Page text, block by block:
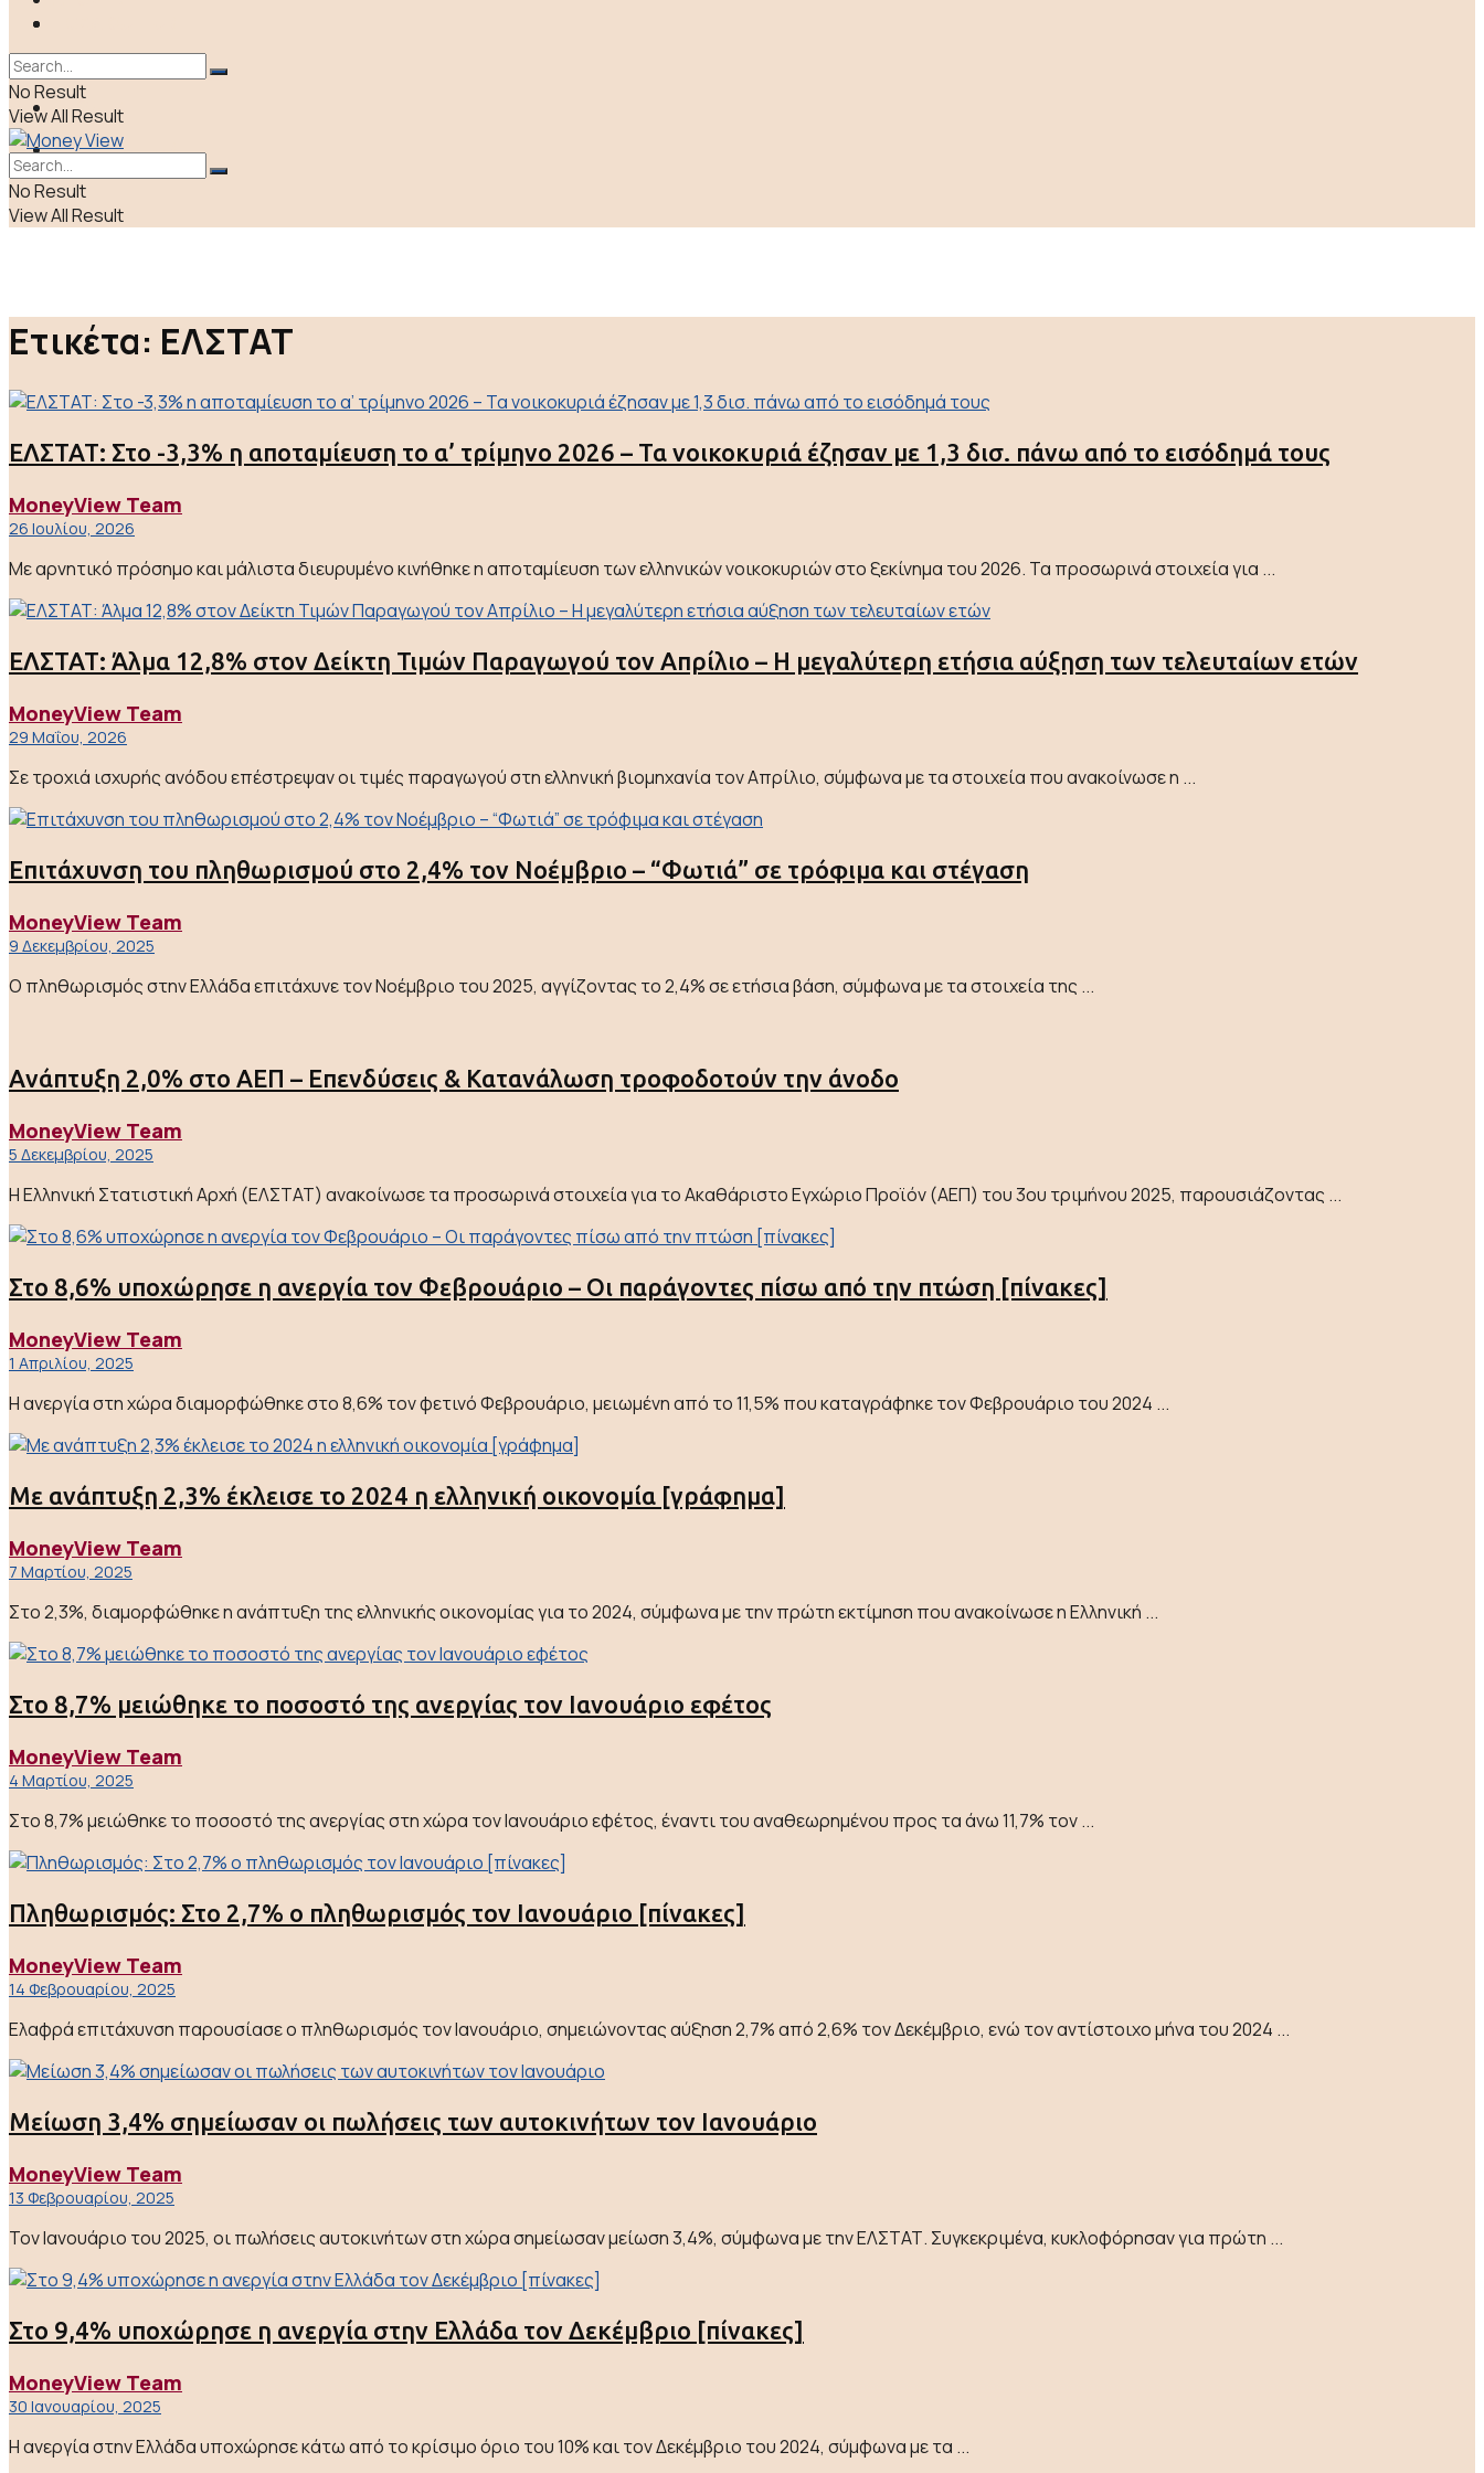
ΕΛΛΑΔΑ
ΑΠΟΨΕΙΣ
LIFE & CULTURE
No Result
View All Result
No Result
View All Result
Ετικέτα: ΕΛΣΤΑΤ
ΕΛΣΤΑΤ: Στο -3,3% η αποταμίευση το α’ τρίμηνο 2026 – Τα νοικοκυριά έζησαν με 1,3 δισ. πάνω από το εισόδημά τους
MoneyView Team
26 Ιουλίου, 2026
Με αρνητικό πρόσημο και μάλιστα διευρυμένο κινήθηκε η αποταμίευση των ελληνικών νοικοκυριών στο ξεκίνημα του 2026. Τα προσωρινά στοιχεία για ...
ΕΛΣΤΑΤ: Άλμα 12,8% στον Δείκτη Τιμών Παραγωγού τον Απρίλιο – H μεγαλύτερη ετήσια αύξηση των τελευταίων ετών
MoneyView Team
29 Μαΐου, 2026
Σε τροχιά ισχυρής ανόδου επέστρεψαν οι τιμές παραγωγού στη ελληνική βιομηχανία τον Απρίλιο, σύμφωνα με τα στοιχεία που ανακοίνωσε η ...
Επιτάχυνση του πληθωρισμού στο 2,4% τον Νοέμβριο – “Φωτιά” σε τρόφιμα και στέγαση
MoneyView Team
9 Δεκεμβρίου, 2025
Ο πληθωρισμός στην Ελλάδα επιτάχυνε τον Νοέμβριο του 2025, αγγίζοντας το 2,4% σε ετήσια βάση, σύμφωνα με τα στοιχεία της ...
Ανάπτυξη 2,0% στο ΑΕΠ – Επενδύσεις & Κατανάλωση τροφοδοτούν την άνοδο
MoneyView Team
5 Δεκεμβρίου, 2025
Η Ελληνική Στατιστική Αρχή (ΕΛΣΤΑΤ) ανακοίνωσε τα προσωρινά στοιχεία για το Ακαθάριστο Εγχώριο Προϊόν (ΑΕΠ) του 3ου τριμήνου 2025, παρουσιάζοντας ...
Στο 8,6% υποχώρησε η ανεργία τον Φεβρουάριο – Οι παράγοντες πίσω από την πτώση [πίνακες]
MoneyView Team
1 Απριλίου, 2025
Η ανεργία στη χώρα διαμορφώθηκε στο 8,6% τον φετινό Φεβρουάριο, μειωμένη από το 11,5% που καταγράφηκε τον Φεβρουάριο του 2024 ...
Με ανάπτυξη 2,3% έκλεισε το 2024 η ελληνική οικονομία [γράφημα]
MoneyView Team
7 Μαρτίου, 2025
Στο 2,3%, διαμορφώθηκε η ανάπτυξη της ελληνικής οικονομίας για το 2024, σύμφωνα με την πρώτη εκτίμηση που ανακοίνωσε η Ελληνική ...
Στο 8,7% μειώθηκε το ποσοστό της ανεργίας τον Ιανουάριο εφέτος
MoneyView Team
4 Μαρτίου, 2025
Στο 8,7% μειώθηκε το ποσοστό της ανεργίας στη χώρα τον Ιανουάριο εφέτος, έναντι του αναθεωρημένου προς τα άνω 11,7% τον ...
Πληθωρισμός: Στο 2,7% ο πληθωρισμός τον Ιανουάριο [πίνακες]
MoneyView Team
14 Φεβρουαρίου, 2025
Ελαφρά επιτάχυνση παρουσίασε ο πληθωρισμός τον Ιανουάριο, σημειώνοντας αύξηση 2,7% από 2,6% τον Δεκέμβριο, ενώ τον αντίστοιχο μήνα του 2024 ...
Μείωση 3,4% σημείωσαν οι πωλήσεις των αυτοκινήτων τον Ιανουάριο
MoneyView Team
13 Φεβρουαρίου, 2025
Τον Ιανουάριο του 2025, οι πωλήσεις αυτοκινήτων στη χώρα σημείωσαν μείωση 3,4%, σύμφωνα με την ΕΛΣΤΑΤ. Συγκεκριμένα, κυκλοφόρησαν για πρώτη ...
Στο 9,4% υποχώρησε η ανεργία στην Ελλάδα τον Δεκέμβριο [πίνακες]
MoneyView Team
30 Ιανουαρίου, 2025
Η ανεργία στην Ελλάδα υποχώρησε κάτω από το κρίσιμο όριο του 10% και τον Δεκέμβριο του 2024, σύμφωνα με τα ...